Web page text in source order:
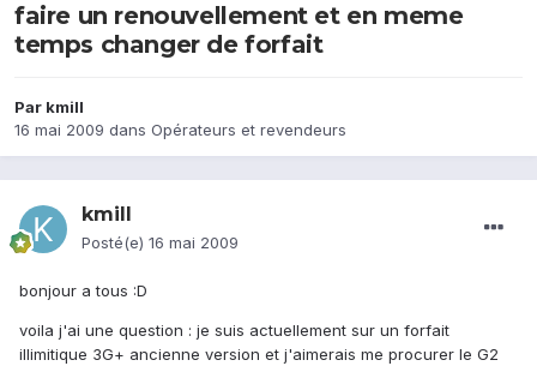
faire un renouvellement et en meme
temps changer de forfait
Par kmill
16 mai 2009 dans Opérateurs et revendeurs
kmill
Posté(e) 16 mai 2009
bonjour a tous :D
voila j'ai une question : je suis actuellement sur un forfait
illimitique 3G+ ancienne version et j'aimerais me procurer le G2